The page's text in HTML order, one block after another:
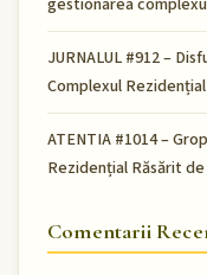
JURNALUL #912 –
Complexul
ATENTIA #1014 –
Rezidențial Răsărit
Comentarii